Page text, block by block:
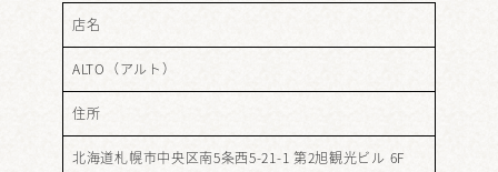
店名
ALTO（アルト）
住所
北海道札幌市中央区南5条西5-21-1 第2旭観光ビル 6F